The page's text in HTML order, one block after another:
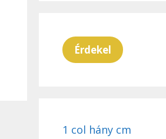
Érdekel
1 col hány cm